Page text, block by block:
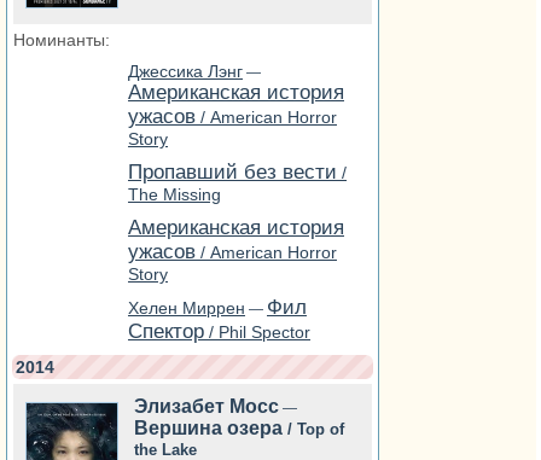
Номинанты:
Джессика Лэнг —
Американская история
ужасов / American Horror
Story
Пропавший без вести /
The Missing
Американская история
ужасов / American Horror
Story
Хелен Миррен — Фил
Спектор / Phil Spector
2014
Элизабет Мосс —
Вершина озера / Top of
the Lake